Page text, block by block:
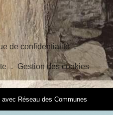
de confidentialité -
- Gestion des cookies
Réseau des Communes